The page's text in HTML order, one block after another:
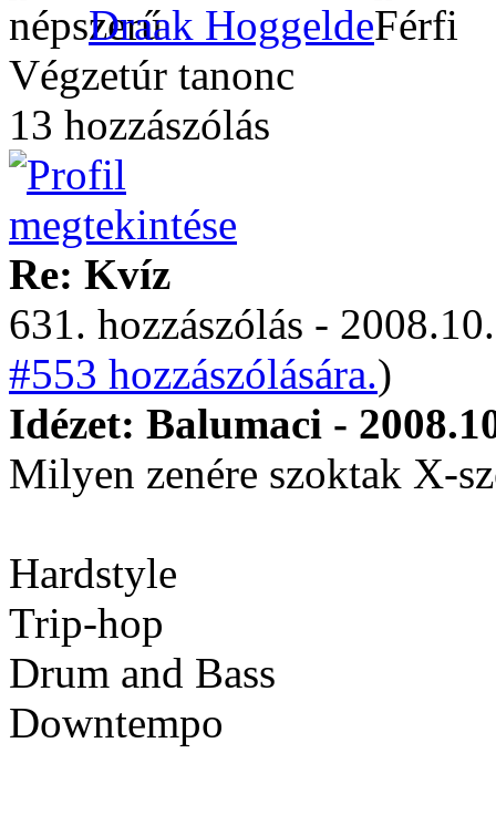
Draak Hoggelde
Végzetúr tanonc
13 hozzászólás
Re: Kvíz
631. hozzászólás -
#553 hozzászólására.)
Idézet: Balumaci -
Milyen zenére szoktak X-
Hardstyle
Trip-hop
Drum and Bass
Downtempo